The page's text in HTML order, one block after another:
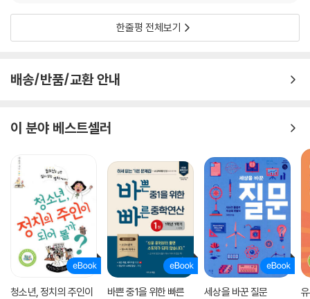
한줄평 전체보기
배송/반품/교환 안내
이 분야 베스트셀러
청소년, 정치의 주인이
바쁜 중1을 위한 빠른
세상을 바꾼 질문